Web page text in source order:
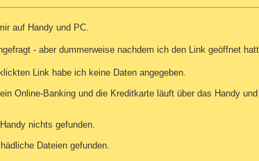
auf Handy und PC.
- aber dummerweise nachdem ich den Link geöffnet
Link habe ich keine Daten angegeben.
Online-Banking und die Kreditkarte läuft über das Handy
nichts gefunden.
Dateien gefunden.